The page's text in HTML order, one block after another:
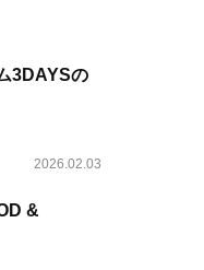
3DAYSの
2026.02.03
&